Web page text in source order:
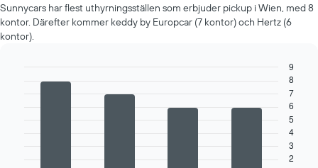
Sunnycars har flest uthyrningsställen som erbjuder pickup i Wien, med 8
kontor. Därefter kommer keddy by Europcar (7 kontor) och Hertz (6
kontor).
2
3
4
5
6
7
8
9